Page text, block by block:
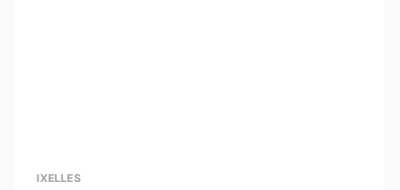
IXELLES